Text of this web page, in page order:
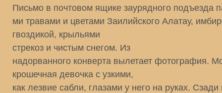
Письмо в почтовом ящике заурядного подъезда
ми травами и цветами Заилийского Алатау,
гвоздикой, крыльями
стрекоз и чистым снегом. Из
надорванного конверта вылетает фотография.
крошечная девочка с узкими,
как лезвие сабли, глазами у него на руках.